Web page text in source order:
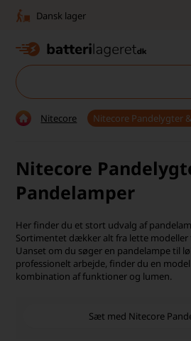
Dansk lager
30 dages returret
1040+ glade
Fri fragt over 499,-
Dansk lager
30 dages returret
Tlf. er lukket uge 27-32
1040+ glade
Nitecore Nitecore Pandelygter
Nitecore
Pandelamper
Her finder du et stort udvalg af
Sortimentet dækker alt fra lette modeller
Uanset om du søger en pandelampe til
professionelt arbejde, finder du en
kombination af funktioner og lumen.
Sæt med Nitecore